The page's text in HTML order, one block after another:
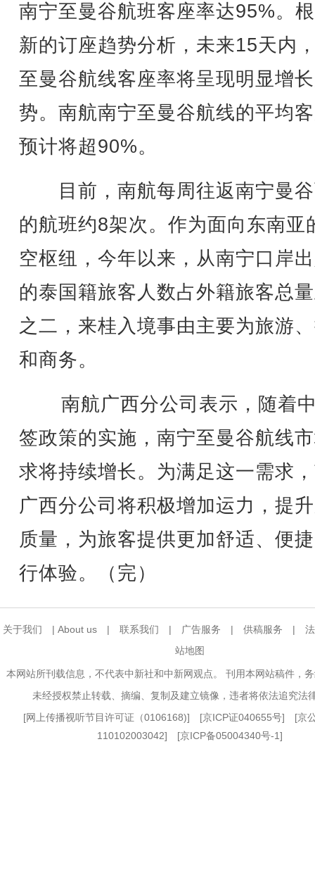
南宁至曼谷航班客座率达95%。
新的订座趋势分析，未来15天内
至曼谷航线客座率将呈现明显增
势。南航南宁至曼谷航线的平均
预计将超90%。
目前，南航每周往返南宁曼
的航班约8架次。作为面向东南亚
空枢纽，今年以来，从南宁口岸
的泰国籍旅客人数占外籍旅客总
之二，来桂入境事由主要为旅游
和商务。
南航广西分公司表示，随着
签政策的实施，南宁至曼谷航线
求将持续增长。为满足这一需求
广西分公司将积极增加运力，提
质量，为旅客提供更加舒适、便
行体验。（完）
关于我们 | About us | 联系我们 | 广告服务 | 供稿服务 |
站地图
本网站所刊载信息，不代表中新社和中新网观点。 刊用本网站稿件，
未经授权禁止转载、摘编、复制及建立镜像，违者将依法追究法
[网上传播视听节目许可证（0106168)] [京ICP证040655号] [京
110102003042] [京ICP备05004340号-1]